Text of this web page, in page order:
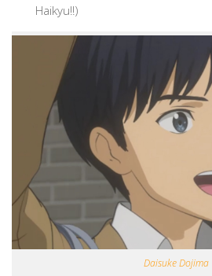
Haikyu!!)
Daisuke Dojima